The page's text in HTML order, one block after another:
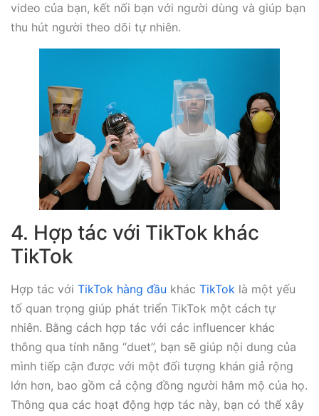
video của bạn, kết nối bạn với người dùng và giúp bạn
thu hút người theo dõi tự nhiên.
4. Hợp tác với TikTok khác
TikTok
Hợp tác với TikTok hàng đầu khác TikTok là một yếu
tố quan trọng giúp phát triển TikTok một cách tự
nhiên. Bằng cách hợp tác với các influencer khác
thông qua tính năng “duet”, bạn sẽ giúp nội dung của
mình tiếp cận được với một đối tượng khán giả rộng
lớn hơn, bao gồm cả cộng đồng người hâm mộ của họ.
Thông qua các hoạt động hợp tác này, bạn có thể xây